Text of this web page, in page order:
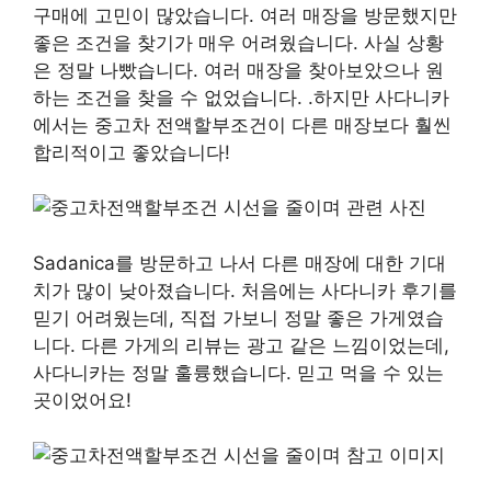
구매에 고민이 많았습니다. 여러 매장을 방문했지만
좋은 조건을 찾기가 매우 어려웠습니다. 사실 상황
은 정말 나빴습니다. 여러 매장을 찾아보았으나 원
하는 조건을 찾을 수 없었습니다. .하지만 사다니카
에서는 중고차 전액할부조건이 다른 매장보다 훨씬
합리적이고 좋았습니다!
Sadanica를 방문하고 나서 다른 매장에 대한 기대
치가 많이 낮아졌습니다. 처음에는 사다니카 후기를
믿기 어려웠는데, 직접 가보니 정말 좋은 가게였습
니다. 다른 가게의 리뷰는 광고 같은 느낌이었는데,
사다니카는 정말 훌륭했습니다. 믿고 먹을 수 있는
곳이었어요!